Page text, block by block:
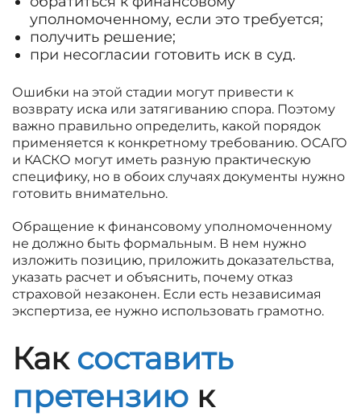
уполномоченному, если это требуется;
получить решение;
при несогласии готовить иск в суд.
Ошибки на этой стадии могут привести к
возврату иска или затягиванию спора. Поэтому
важно правильно определить, какой порядок
применяется к конкретному требованию. ОСАГО
и КАСКО могут иметь разную практическую
специфику, но в обоих случаях документы нужно
готовить внимательно.
Обращение к финансовому уполномоченному
не должно быть формальным. В нем нужно
изложить позицию, приложить доказательства,
указать расчет и объяснить, почему отказ
страховой незаконен. Если есть независимая
экспертиза, ее нужно использовать грамотно.
Как составить
претензию к